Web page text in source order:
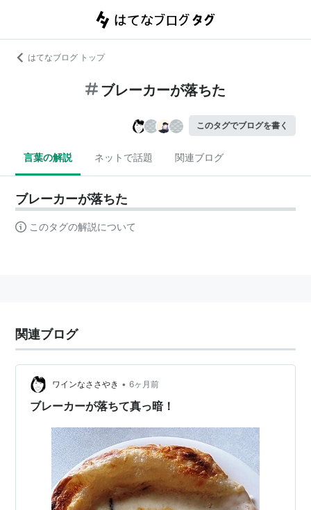
はてなブログ トップ
ブレーカーが落ちた
このタグでブログを書く
言葉の解説 ネットで話題 関連ブログ
ブレーカーが落ちた
このタグの解説について
関連ブログ
ワインなささやき • 6ヶ月前
ブレーカーが落ちて真っ暗！